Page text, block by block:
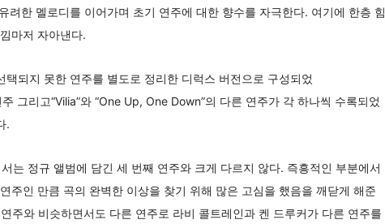
려한 멜로디를 이어가며 초기 연주에 대한 향수를 자극한다. 여기에 한층 힘
마저 자아낸다.
되지 못한 연주를 별도로 정리한 디럭스 버전으로 구성되었
그리고“Vilia”와 “One Up, One Down”의 다른 연주가 각 하나씩 수록되었
.
는 정규 앨범에 담긴 세 번째 연주와 크게 다르지 않다. 즉흥적인 부분에서
주인 만큼 곡의 완벽한 이상을 찾기 위해 많은 고심을 했음을 깨닫게 해준
주와 비슷하면서도 다른 연주로 라비 콜트레인과 켄 드루커가 다른 연주를